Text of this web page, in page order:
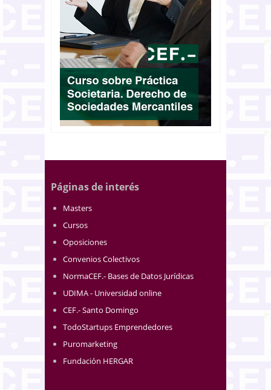
Páginas de interés
Masters
Cursos
Oposiciones
Convenios Colectivos
NormaCEF.- Bases de Datos Jurídicas
UDIMA - Universidad online
CEF.- Santo Domingo
TodoStartups Emprendedores
Puromarketing
Fundación HERGAR